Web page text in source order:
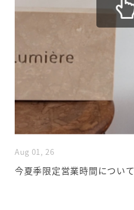
Aug 01, 26
今夏季限定営業時間について